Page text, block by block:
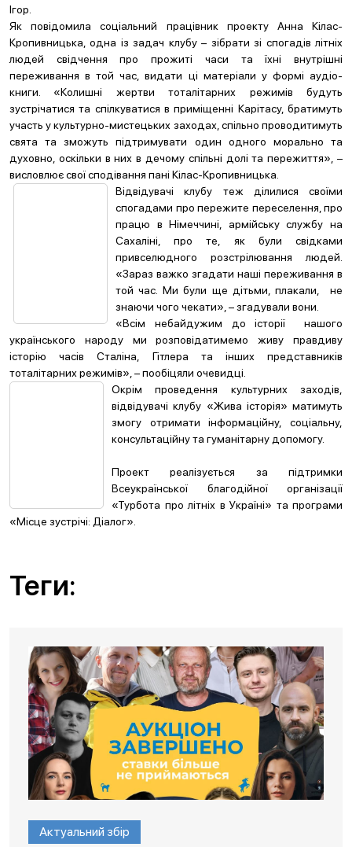
Ігор.
Як повідомила соціальний працівник проекту Анна Кілас-
Кропивницька, одна із задач клубу – зібрати зі спогадів літніх
людей свідчення про прожиті часи та їхні внутрішні
переживання в той час, видати ці матеріали у формі аудіо-
книги. «Колишні жертви тоталітарних режимів будуть
зустрічатися та спілкуватися в приміщенні Карітасу, братимуть
участь у культурно-мистецьких заходах, спільно проводитимуть
свята та зможуть підтримувати один одного морально та
духовно, оскільки в них в дечому спільні долі та пережиття», –
висловлює свої сподівання пані Кілас-Кропивницька.
Відвідувачі клубу теж ділилися своїми
спогадами про пережите переселення, про
працю в Німеччині, армійську службу на
Сахаліні, про те, як були свідками
привселюдного розстрілювання людей.
«Зараз важко згадати наші переживання в
той час. Ми були ще дітьми, плакали, не
знаючи чого чекати», – згадували вони.
«Всім небайдужим до історії нашого
українського народу ми розповідатимемо живу правдиву
історію часів Сталіна, Гітлера та інших представників
тоталітарних режимів», – пообіцяли очевидці.
Окрім проведення культурних заходів,
відвідувачі клубу «Жива історія» матимуть
змогу отримати інформаційну, соціальну,
консультаційну та гуманітарну допомогу.
Проект реалізується за підтримки
Всеукраїнської благодійної організації
«Турбота про літніх в Україні» та програми
«Місце зустрічі: Діалог».
Теги:
Актуальний збір